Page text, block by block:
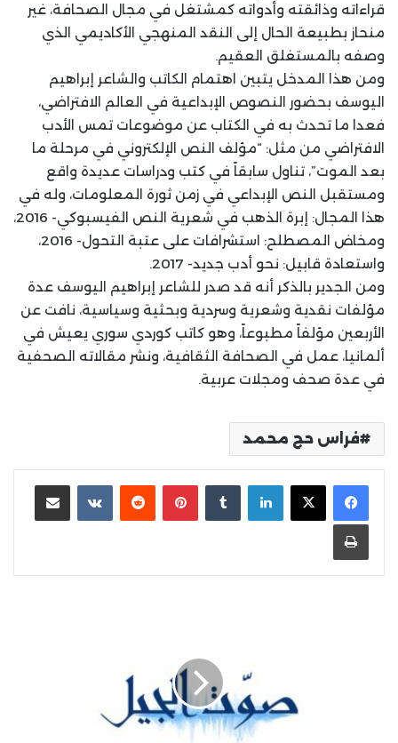
قراءاته وذائقته وأدواته كمشتغل في مجال الصحافة، غير
منحاز بطبيعة الحال إلى النقد المنهجي الأكاديمي الذي
وصفه بالمستغلق العقيم.
ومن هذا المدخل يتبين اهتمام الكاتب والشاعر إبراهيم
اليوسف بحضور النصوص الإبداعية في العالم الافتراضي،
فعدا ما تحدث به في الكتاب عن موضوعات تمس الأدب
الافتراضي من مثل: “مؤلف النص الإلكتروني في مرحلة ما
بعد الموت”، تناول سابقاً في كتب ودراسات عديدة واقع
ومستقبل النص الإبداعي في زمن ثورة المعلومات، وله في
هذا المجال: إبرة الذهب في شعرية النص الفيسبوكي- 2016،
ومخاض المصطلح: استشرافات على عتبة التحول- 2016،
واستعادة قابيل: نحو أدب جديد- 2017.
ومن الجدير بالذكر أنه قد صدر للشاعر إبراهيم اليوسف عدة
مؤلفات نقدية وشعرية وسردية وبحثية وسياسية، نافت عن
الأربعين مؤلفاً مطبوعاً، وهو كاتب كوردي سوري يعيش في
ألمانيا، عمل في الصحافة الثقافية، ونشر مقالاته الصحفية
في عدة صحف ومجلات عربية.
فراس حج محمد
لينكدإن بينتيريست مشاركة عبر البريد
طباعة